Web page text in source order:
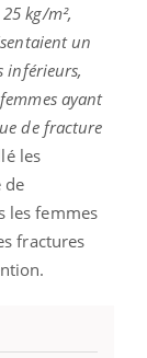
kg/m²,
un
inférieurs,
ayant
de fracture
les
de
les femmes
fractures